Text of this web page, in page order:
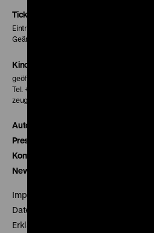
Tickets
Eintritt 5 €
Geänderte Preise sind im Programm
Kinokasse
geöffnet 30 Minuten vor Beginn der ersten
Tel. + 49 30 20304-770
zeughauskino@dhm.de
Autor*innen
Presse
Kontakt
Newsletter
Impressum
Datenschutz
Erklärung digitale Barrierefreiheit